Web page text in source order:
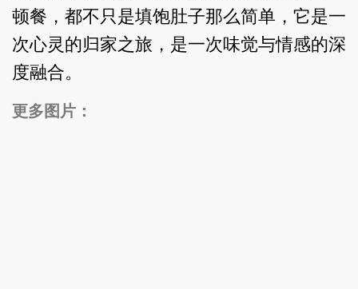
顿餐，都不只是填饱肚子那么简单，它是一
次心灵的归家之旅，是一次味觉与情感的深
度融合。
更多图片：